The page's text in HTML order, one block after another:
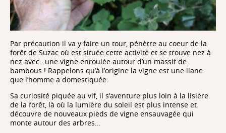
Par précaution il va y faire un tour, pénètre au coeur de la
forêt de Suzac où est située cette activité et se trouve nez à
nez avec…une vigne enroulée autour d’un massif de
bambous ! Rappelons qu’à l’origine la vigne est une liane
que l’homme a domestiquée.
Sa curiosité piquée au vif, il s’aventure plus loin à la lisière
de la forêt, là où la lumière du soleil est plus intense et
découvre de nouveaux pieds de vigne ensauvagée qui
monte autour des arbres…